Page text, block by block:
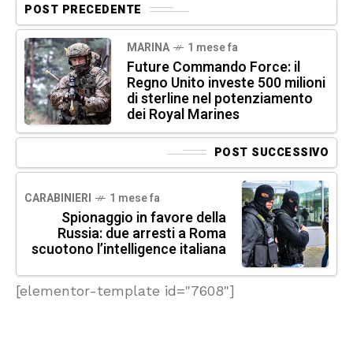
POST PRECEDENTE
MARINA 1 mese fa
Future Commando Force: il
Regno Unito investe 500 milioni
di sterline nel potenziamento
dei Royal Marines
POST SUCCESSIVO
CARABINIERI 1 mese fa
Spionaggio in favore della
Russia: due arresti a Roma
scuotono l’intelligence italiana
[elementor-template id="7608"]